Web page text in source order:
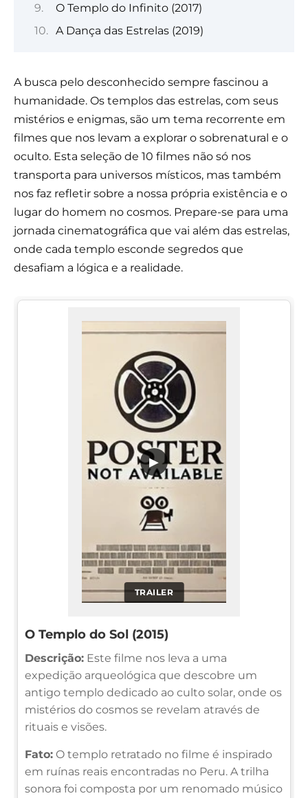
O Templo do Infinito (2017)
A Dança das Estrelas (2019)
A busca pelo desconhecido sempre fascinou a
humanidade. Os templos das estrelas, com seus
mistérios e enigmas, são um tema recorrente em
filmes que nos levam a explorar o sobrenatural e o
oculto. Esta seleção de 10 filmes não só nos
transporta para universos místicos, mas também
nos faz refletir sobre a nossa própria existência e o
lugar do homem no cosmos. Prepare-se para uma
jornada cinematográfica que vai além das estrelas,
onde cada templo esconde segredos que
desafiam a lógica e a realidade.
TRAILER
▶
O Templo do Sol (2015)
Descrição: Este filme nos leva a uma
expedição arqueológica que descobre um
antigo templo dedicado ao culto solar, onde os
mistérios do cosmos se revelam através de
rituais e visões.
Fato: O templo retratado no filme é inspirado
em ruínas reais encontradas no Peru. A trilha
sonora foi composta por um renomado músico